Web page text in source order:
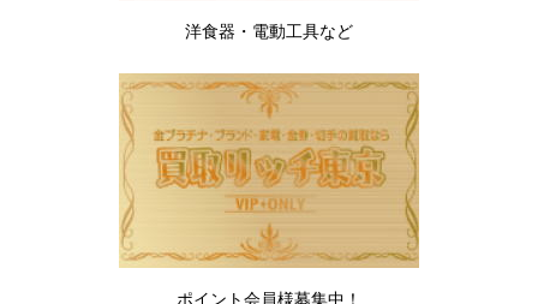
洋食器・電動工具など
ポイント会員様募集中！